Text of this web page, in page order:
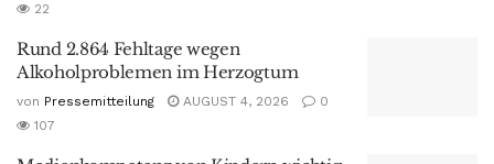
22
Rund 2.864 Fehltage wegen
Alkoholproblemen im Herzogtum
von Pressemitteilung AUGUST 4, 2026
0
107